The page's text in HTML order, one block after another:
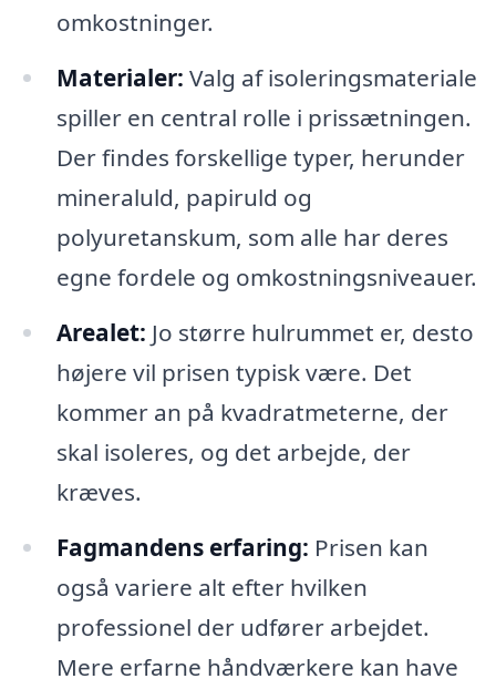
omkostninger.
Materialer: Valg af isoleringsmateriale
spiller en central rolle i prissætningen.
Der findes forskellige typer, herunder
mineraluld, papiruld og
polyuretanskum, som alle har deres
egne fordele og omkostningsniveauer.
Arealet: Jo større hulrummet er, desto
højere vil prisen typisk være. Det
kommer an på kvadratmeterne, der
skal isoleres, og det arbejde, der
kræves.
Fagmandens erfaring: Prisen kan
også variere alt efter hvilken
professionel der udfører arbejdet.
Mere erfarne håndværkere kan have